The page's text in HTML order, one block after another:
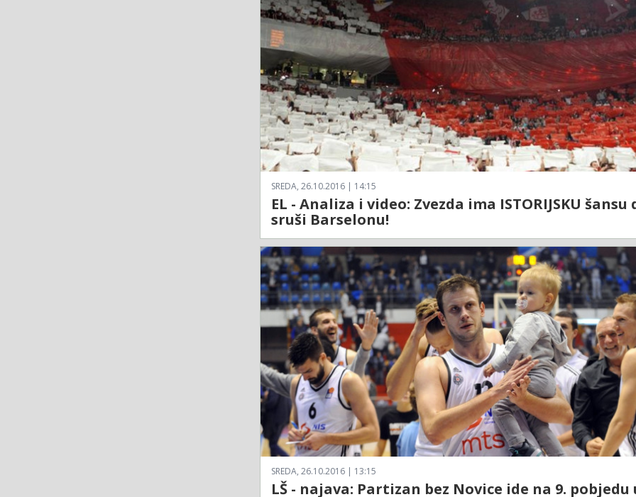
SREDA, 26.10.2016 | 14:15
EL - Analiza i video: Zvezda ima ISTORIJSKU šansu
sruši Barselonu!
SREDA, 26.10.2016 | 13:15
LŠ - najava: Partizan bez Novice ide na 9. pobjedu